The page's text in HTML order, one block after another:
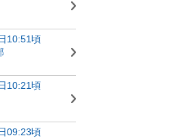
10:51頃
10:21頃
09:23頃